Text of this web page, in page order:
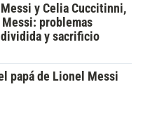
y Celia Cuccitinni,
problemas
y sacrificio
papá de Lionel Messi